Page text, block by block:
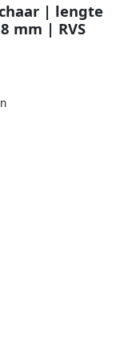
| lengte
mm | RVS